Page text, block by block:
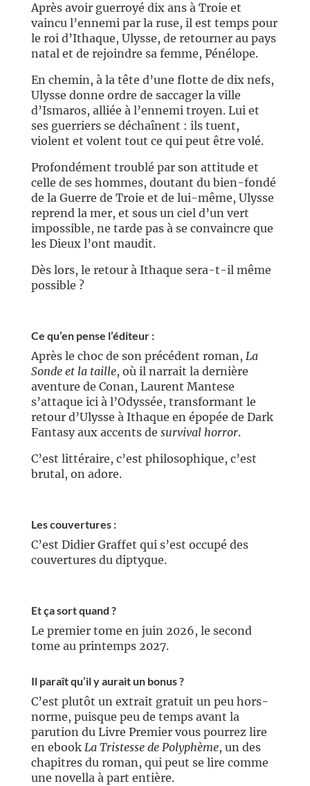
Après avoir guerroyé dix ans à Troie et
vaincu l’ennemi par la ruse, il est temps pour
le roi d’Ithaque, Ulysse, de retourner au pays
natal et de rejoindre sa femme, Pénélope.
En chemin, à la tête d’une flotte de dix nefs,
Ulysse donne ordre de saccager la ville
d’Ismaros, alliée à l’ennemi troyen. Lui et
ses guerriers se déchaînent : ils tuent,
violent et volent tout ce qui peut être volé.
Profondément troublé par son attitude et
celle de ses hommes, doutant du bien-fondé
de la Guerre de Troie et de lui-même, Ulysse
reprend la mer, et sous un ciel d’un vert
impossible, ne tarde pas à se convaincre que
les Dieux l’ont maudit.
Dès lors, le retour à Ithaque sera-t-il même
possible ?
Ce qu’en pense l’éditeur :
Après le choc de son précédent roman, La
Sonde et la taille, où il narrait la dernière
aventure de Conan, Laurent Mantese
s’attaque ici à l’Odyssée, transformant le
retour d’Ulysse à Ithaque en épopée de Dark
Fantasy aux accents de survival horror.
C’est littéraire, c’est philosophique, c’est
brutal, on adore.
Les couvertures :
C’est Didier Graffet qui s’est occupé des
couvertures du diptyque.
Et ça sort quand ?
Le premier tome en juin 2026, le second
tome au printemps 2027.
Il paraît qu’il y aurait un bonus ?
C’est plutôt un extrait gratuit un peu hors-
norme, puisque peu de temps avant la
parution du Livre Premier vous pourrez lire
en ebook La Tristesse de Polyphème, un des
chapitres du roman, qui peut se lire comme
une novella à part entière.